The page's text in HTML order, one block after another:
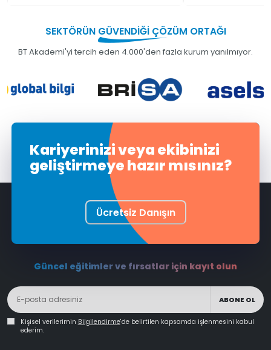
SEKTÖRÜN GÜVENDİĞİÇÖZÜM ORTAĞI
BT Akademi'yi tercih eden 4.000'den fazla kurum yanılmıyor.
Kariyerinizi veya ekibinizi
geliştirmeye hazır mısınız?
Ücretsiz Danışın
Güncel eğitimler ve fırsatlar için kayıt olun
ABONE OL
Kişisel verilerimin Bilgilendirme'de belirtilen kapsamda işlenmesini kabul
ederim.